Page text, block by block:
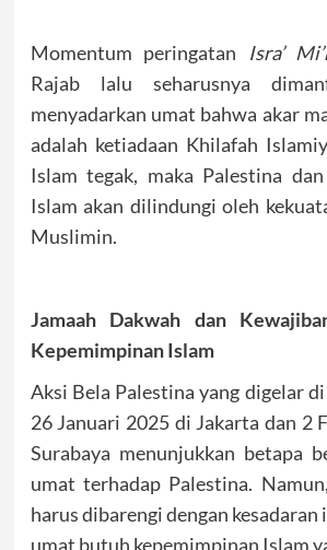
Momentum peringatan Isra’
Rajab lalu seharusnya
menyadarkan umat bahwa akar
adalah ketiadaan Khilafah
Islam tegak, maka Palestina
Islam akan dilindungi oleh
Muslimin.
Jamaah Dakwah dan
Kepemimpinan Islam
Aksi Bela Palestina yang digelar
26 Januari 2025 di Jakarta dan 2
Surabaya menunjukkan betapa
umat terhadap Palestina.
harus dibarengi dengan
umat butuh kepemimpinan Islam